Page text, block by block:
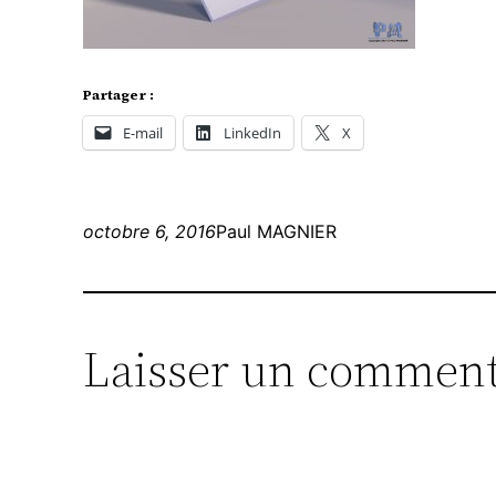
Partager :
E-mail LinkedIn X
octobre 6, 2016Paul MAGNIER
Laisser un